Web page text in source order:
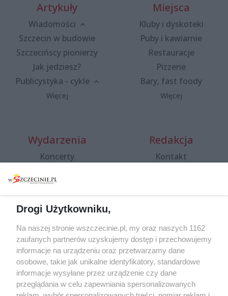
Artykuły
Wiadomości
Szczecin w budowie
Szczecińscy pionierzy
Jak jedziesz?
Publicystyka - cykle
Więcej
Miejsca
Kluby i dyskoteki
Puby i kawiarnie
Restauracje
Pizzerie
Bary, fast foody
Więcej
Wydarzenia
Koncerty
Spacery i oprowadzania
targi
Wernisaże
Więcej
Redakcja
Kontakt
Specjalny koncert z okazji
20. urodzin portalu
wSzczecinie.pl
Regulamin konkursów
śniadaniówka "Hej
Szczecin! Jest piątek!"
Drogi Użytkowniku,
Na naszej stronie wszczecinie.pl, my oraz naszych 1162
zaufanych partnerów uzyskujemy dostęp i przechowujemy
informacje na urządzeniu oraz przetwarzamy dane
osobowe, takie jak unikalne identyfikatory, standardowe
informacje wysyłane przez urządzenie czy dane
przeglądania w celu zapewniania spersonalizowanych